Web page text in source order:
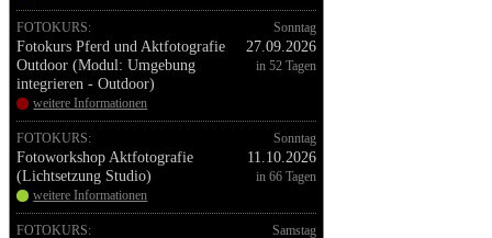
FOTOKURS:
Fotokurs Pferd und Aktfotografie
Outdoor (Modul: Umgebung
integrieren - Outdoor)
weitere Informationen
Sonntag
27.09.2026
in 52 Tagen
FOTOKURS:
Fotoworkshop Aktfotografie
(Lichtsetzung Studio)
weitere Informationen
Sonntag
11.10.2026
in 66 Tagen
FOTOKURS: Samstag